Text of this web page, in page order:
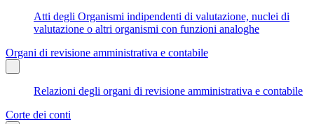
Atti degli Organismi indipendenti di valutazione, nuclei di
valutazione o altri organismi con funzioni analoghe
Organi di revisione amministrativa e contabile
Relazioni degli organi di revisione amministrativa e contabile
Corte dei conti